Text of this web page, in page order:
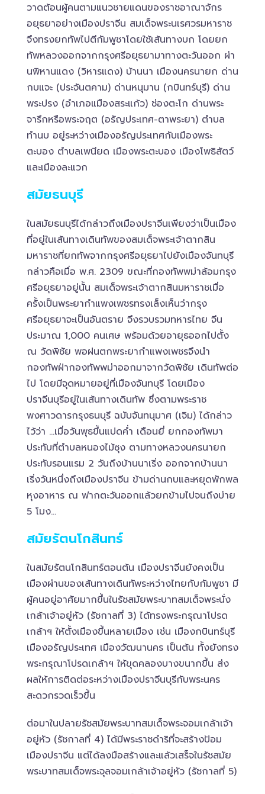
วาดต้อนผู้คนตามแนวชายแดนของราชอาณาจักร
อยุธยาอย่างเมืองปราจีน สมเด็จพระนเรศวรมหาราช
จึงทรงยกทัพไปตีกัมพูชาโดยใช้เส้นทางบก โดยยก
ทัพหลวงออกจากกรุงศรีอยุธยามาทางตะวันออก ผ่า
นพิหานแดง (วิหารแดง) บ้านนา เมืองนครนายก ด่าน
กบแจะ (ประจันตคาม) ด่านหนุมาน (กบินทร์บุรี) ด่าน
พระปรง (อำเภอแมืองสระแก้ว) ช่องตะโก ด่านพระ
จารึกหรือพระจฤต (อรัญประเทศ-ตาพระยา) ตำบล
ทำนบ อยู่ระหว่างเมืองอรัญประเทศกับเมืองพระ
ตะบอง ตำบลเพนียด เมืองพระตะบอง เมืองโพธิสัตว์
และเมืองละแวก
สมัยธนบุรี
ในสมัยธนบุรีได้กล่าวถึงเมืองปราจีนเพียงว่าเป็นเมือง
ที่อยู่ในเส้นทางเดินทัพของสมเด็จพระเจ้าตากสิน
มหาราชที่ยกทัพจากกรุงศรีอยุธยาไปยังเมืองจันทบุรี
กล่าวคือเมื่อ พ.ศ. 2309 ขณะที่กองทัพพม่าล้อมกรุง
ศรีอยุธยาอยู่นั้น สมเด็จพระเจ้าตากสินมหาราชเมื่อ
ครั้งเป็นพระยากำแพงเพชรทรงเล็งเห็นว่ากรุง
ศรีอยุธยาจะเป็นอันตราย จึงรวบรวมทหารไทย จีน
ประมาณ 1,000 คนเศษ พร้อมด้วยอายุธออกไปตั้ง
ณ วัดพิชัย พอฝนตกพระยากำแพงเพชรจึงนำ
กองทัพฝ่ากองทัพพม่าออกมาจากวัดพิชัย เดินทัพต่อ
ไป โดยมีจุดหมายอยู่ที่เมืองจันทบุรี โดยเมือง
ปราจีนบุรีอยู่ในเส้นทางเดินทัพ ซึ่งตามพระราช
พงศาวดารกรุงธนบุรี ฉบับจันทนุมาศ (เจิม) ได้กล่าว
ไว้ว่า …เมื่อวันพุธขึ้นแปดค่ำ เดือนยี่ ยกกองทัพมา
ประทับที่ตำบลหนองไม้ซุง ตามทางหลวงนครนายก
ประทับรอนแรม 2 วันถึงบ้านนาเริ่ง ออกจากบ้านนา
เริ่งวันหนึ่งถึงเมืองปราจีน ข้ามด่านกบและหยุดพักพล
หุงอาหาร ณ ฟากตะวันออกแล้วยกข้ามไปจนถึงบ่าย
5 โมง…
สมัยรัตนโกสินทร์
ในสมัยรัตนโกสินทร์ตอนต้น เมืองปราจีนยังคงเป็น
เมืองผ่านของเส้นทางเดินทัพระหว่างไทยกับกัมพูชา มี
ผู้คนอยู่อาศัยมากขึ้นในรัชสมัยพระบาทสมเด็จพระนั่ง
เกล้าเจ้าอยู่หัว (รัชกาลที่ 3) ได้ทรงพระกรุณาโปรด
เกล้าฯ ให้ตั้งเมืองขึ้นหลายเมือง เช่น เมืองกบินทร์บุรี
เมืองอรัญประเทศ เมืองวัฒนานคร เป็นต้น ทั้งยังทรง
พระกรุณาโปรดเกล้าฯ ให้ขุดคลองบางขนากขึ้น ส่ง
ผลให้การติดต่อระหว่างเมืองปราจีนบุรีกับพระนคร
สะดวกรวดเร็วขึ้น
ต่อมาในปลายรัชสมัยพระบาทสมเด็จพระจอมเกล้าเจ้า
อยู่หัว (รัชกาลที่ 4) ได้มีพระราชดำริที่จะสร้างป้อม
เมืองปราจีน แต่ได้ลงมือสร้างและแล้วเสร็จในรัชสมัย
พระบาทสมเด็จพระจุลจอมเกล้าเจ้าอยู่หัว (รัชกาลที่ 5)